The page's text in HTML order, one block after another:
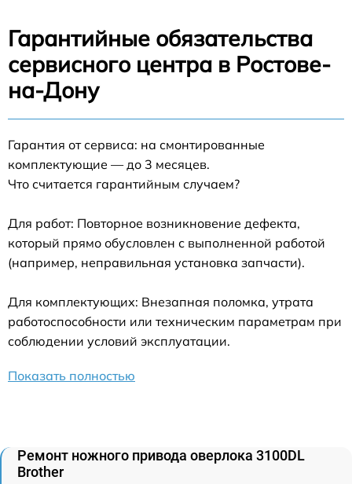
Гарантийные обязательства
сервисного центра в Ростове-
на-Дону
Гарантия от сервиса: на смонтированные
комплектующие — до 3 месяцев.
Что считается гарантийным случаем?
Для работ: Повторное возникновение дефекта,
который прямо обусловлен с выполненной работой
(например, неправильная установка запчасти).
Для комплектующих: Внезапная поломка, утрата
работоспособности или техническим параметрам при
соблюдении условий эксплуатации.
Показать полностью
Ремонт ножного привода оверлока 3100DL
Brother